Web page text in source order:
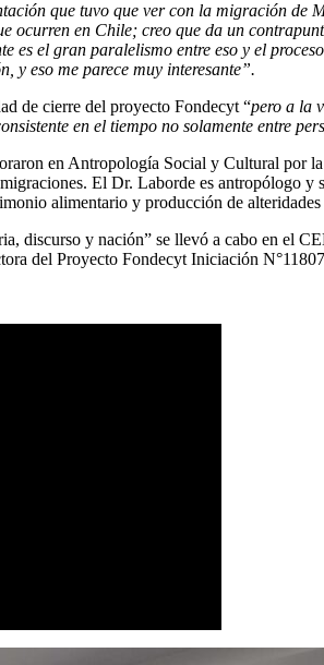
que tuvo que ver con la migración de
ocurren en Chile; creo que da un
es el gran paralelismo entre eso y el
y eso me parece muy interesante”.
de cierre del proyecto Fondecyt “pero a la
en el tiempo no solamente entre
en Antropología Social y Cultural
El Dr. Laborde es antropólogo
alimentario y producción de
discurso y nación” se llevó a cabo en el
del Proyecto Fondecyt Iniciación